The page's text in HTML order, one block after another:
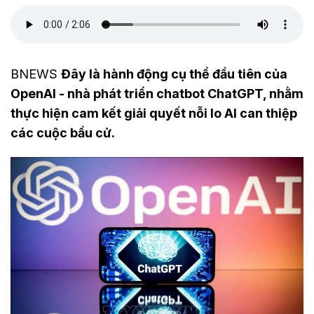
BNEWS Đây là hành động cụ thể đầu tiên của
OpenAI - nhà phát triển chatbot ChatGPT, nhằm
thực hiện cam kết giải quyết nỗi lo AI can thiệp
các cuộc bầu cử.